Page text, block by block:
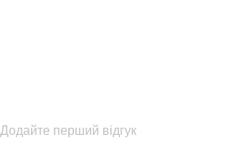
Додайте перший відгук